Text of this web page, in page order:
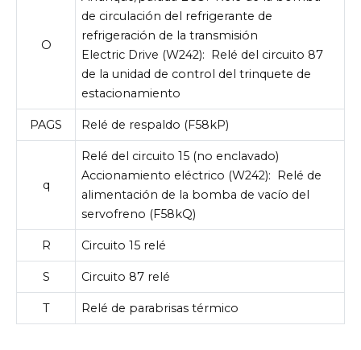
O
de circulación del refrigerante de
refrigeración de la transmisión
Electric Drive (W242): Relé del circuito 87
de la unidad de control del trinquete de
estacionamiento
PAGS Relé de respaldo (F58kP)
q
Relé del circuito 15 (no enclavado)
Accionamiento eléctrico (W242): Relé de
alimentación de la bomba de vacío del
servofreno (F58kQ)
R Circuito 15 relé
S Circuito 87 relé
T Relé de parabrisas térmico